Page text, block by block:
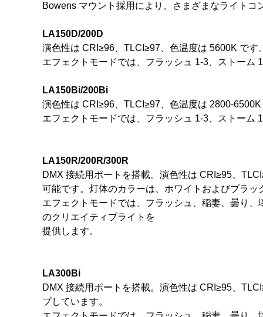
Bowens マウント採用により、さまざまなライト
LA150D/200D
演色性は CRI≥96、TLCI≥97、色温度は 5600K で
エフェクトモードでは、フラッシュ 1-3、ストーム
LA150Bi/200Bi
演色性は CRI≥96、TLCI≥97、色温度は 2800-
エフェクトモードでは、フラッシュ 1-3、ストーム
LA150R/200R/300R
DMX 接続用ポートを搭載。演色性は CRI≥95、
可能です。灯体のカラーは、ホワイトおよびブラ
エフェクトモードでは、フラッシュ、稲妻、曇り
のクリエイティブライトを
提供します。
LA300Bi
DMX 接続用ポートを搭載。演色性は CRI≥95、
プしています。